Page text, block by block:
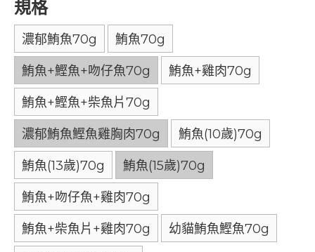
規格
濃郁鮪魚70g 鮪魚70g
鮪魚+鰹魚+吻仔魚70g 鮪魚+雞肉70g
鮪魚+鰹魚+柴魚片70g
濃郁鮪魚鰹魚雞胸肉70g 鮪魚(10歲)70g
鮪魚(13歲)70g 鮪魚(15歲)70g
鮪魚+吻仔魚+雞肉70g
鮪魚+柴魚片+雞肉70g 幼貓鮪魚鰹魚70g